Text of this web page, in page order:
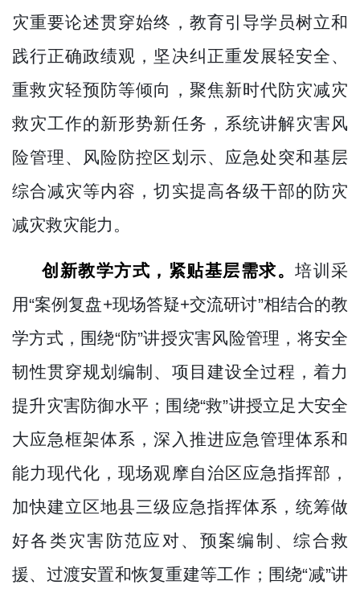
灾重要论述贯穿始终，教育引导学员树立和
践行正确政绩观，坚决纠正重发展轻安全、
重救灾轻预防等倾向，聚焦新时代防灾减灾
救灾工作的新形势新任务，系统讲解灾害风
险管理、风险防控区划示、应急处突和基层
综合减灾等内容，切实提高各级干部的防灾
减灾救灾能力。
创新教学方式， 紧贴基层需求。培训采
用“案例复盘+现场答疑+交流研讨”相结合的教
学方式，围绕“防”讲授灾害风险管理，将安全
韧性贯穿规划编制、项目建设全过程，着力
提升灾害防御水平；围绕“救”讲授立足大安全
大应急框架体系，深入推进应急管理体系和
能力现代化，现场观摩自治区应急指挥部，
加快建立区地县三级应急指挥体系，统筹做
好各类灾害防范应对、预案编制、综合救
援、过渡安置和恢复重建等工作；围绕“减”讲